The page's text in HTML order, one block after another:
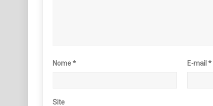
Nome* E-mail*
Site